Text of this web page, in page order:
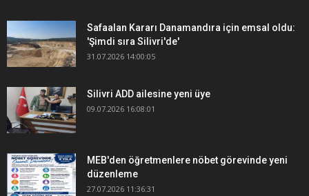
Safaalan Kararı Danamandıra için emsal oldu:
'Şimdi sıra Silivri'de'
31.07.2026 14:00:05
Silivri ADD ailesine yeni üye
09.07.2026 16:08:01
MEB'den öğretmenlere nöbet görevinde yeni
düzenleme
27.07.2026 11:36:31